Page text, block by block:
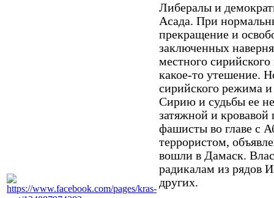
Либералы и
Асада. При
прекращение и
заключенных
местного
какое-то утешение.
сирийского режима и
Сирию и судьбы ее
затяжной и
фашисты во главе с
террористом,
вошли в Дамаск.
радикалам из рядов
других.